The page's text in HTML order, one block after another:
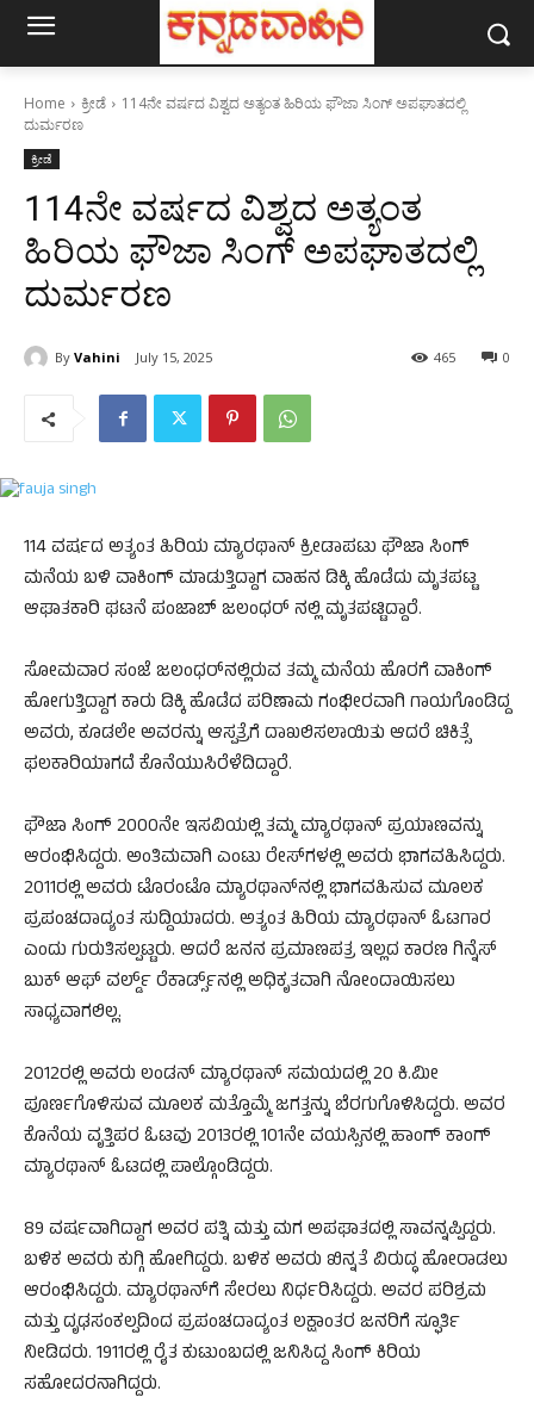
Home ಕ್ರೀಡೆ
114ನೇ ವರ್ಷದ ವಿಶ್ವದ ಅತ್ಯಂತ ಹಿರಿಯ ಫೌಜಾ ಸಿಂಗ್ ಅಪಘಾತದಲ್ಲಿ
ದುರ್ಮರಣ
ಕ್ರೀಡೆ
114ನೇ ವರ್ಷದ ವಿಶ್ವದ ಅತ್ಯಂತ
ಹಿರಿಯ ಫೌಜಾ ಸಿಂಗ್ ಅಪಘಾತದಲ್ಲಿ
ದುರ್ಮರಣ
By Vahini July 15, 2025 0
465
114 ವರ್ಷದ ಅತ್ಯಂತ ಹಿರಿಯ ಮ್ಯಾರಥಾನ್ ಕ್ರೀಡಾಪಟು ಫೌಜಾ ಸಿಂಗ್
ಮನೆಯ ಬಳಿ ವಾಕಿಂಗ್‌ ಮಾಡುತ್ತಿದ್ದಾಗ ವಾಹನ ಡಿಕ್ಕಿ ಹೊಡೆದು ಮೃತಪಟ್ಟ
ಆಘಾತಕಾರಿ ಘಟನೆ ಪಂಜಾಬ್ ಜಲಂಧರ್ ನಲ್ಲಿ ಮೃತಪಟ್ಟಿದ್ದಾರೆ.
ಸೋಮವಾರ ಸಂಜೆ ಜಲಂಧರ್​​ನಲ್ಲಿರುವ ತಮ್ಮ ಮನೆಯ ಹೊರಗೆ ವಾಕಿಂಗ್
ಹೋಗುತ್ತಿದ್ದಾಗ ಕಾರು ಡಿಕ್ಕಿ ಹೊಡೆದ ಪರಿಣಾಮ ಗಂಭೀರವಾಗಿ ಗಾಯಗೊಂಡಿದ್ದ
ಅವರು, ಕೂಡಲೇ ಅವರನ್ನು ಆಸ್ಪತ್ರೆಗೆ ದಾಖಲಿಸಲಾಯಿತು ಆದರೆ ಚಿಕಿತ್ಸೆ
ಫಲಕಾರಿಯಾಗದೆ ಕೊನೆಯುಸಿರೆಳೆದಿದ್ದಾರೆ.
ಫೌಜಾ ಸಿಂಗ್ 2000ನೇ ಇಸವಿಯಲ್ಲಿ ತಮ್ಮ ಮ್ಯಾರಥಾನ್ ಪ್ರಯಾಣವನ್ನು
ಆರಂಭಿಸಿದ್ದರು. ಅಂತಿಮವಾಗಿ ಎಂಟು ರೇಸ್​​ಗಳಲ್ಲಿ ಅವರು ಭಾಗವಹಿಸಿದ್ದರು.
2011ರಲ್ಲಿ ಅವರು ಟೊರಂಟೊ ಮ್ಯಾರಥಾನ್​ನಲ್ಲಿ ಭಾಗವಹಿಸುವ ಮೂಲಕ
ಪ್ರಪಂಚದಾದ್ಯಂತ ಸುದ್ದಿಯಾದರು. ಅತ್ಯಂತ ಹಿರಿಯ ಮ್ಯಾರಥಾನ್ ಓಟಗಾರ
ಎಂದು ಗುರುತಿಸಲ್ಪಟ್ಟರು. ಆದರೆ ಜನನ ಪ್ರಮಾಣಪತ್ರ ಇಲ್ಲದ ಕಾರಣ ಗಿನ್ನೆಸ್
ಬುಕ್ ಆಫ್ ವರ್ಲ್ಡ್​ ರೆಕಾರ್ಡ್ಸ್​ನಲ್ಲಿ ಅಧಿಕೃತವಾಗಿ ನೋಂದಾಯಿಸಲು
ಸಾಧ್ಯವಾಗಲಿಲ್ಲ.
2012ರಲ್ಲಿ ಅವರು ಲಂಡನ್ ಮ್ಯಾರಥಾನ್ ಸಮಯದಲ್ಲಿ 20 ಕಿ.ಮೀ
ಪೂರ್ಣಗೊಳಿಸುವ ಮೂಲಕ ಮತ್ತೊಮ್ಮೆ ಜಗತ್ತನ್ನು ಬೆರಗುಗೊಳಿಸಿದ್ದರು. ಅವರ
ಕೊನೆಯ ವೃತ್ತಿಪರ ಓಟವು 2013ರಲ್ಲಿ 101ನೇ ವಯಸ್ಸಿನಲ್ಲಿ ಹಾಂಗ್ ಕಾಂಗ್
ಮ್ಯಾರಥಾನ್ ಓಟದಲ್ಲಿ ಪಾಲ್ಗೊಂಡಿದ್ದರು.
89 ವರ್ಷವಾಗಿದ್ದಾಗ ಅವರ ಪತ್ನಿ ಮತ್ತು ಮಗ ಅಪಘಾತದಲ್ಲಿ ಸಾವನ್ನಪ್ಪಿದ್ದರು.
ಬಳಿಕ ಅವರು ಕುಗ್ಗಿ ಹೋಗಿದ್ದರು. ಬಳಿಕ ಅವರು ಖಿನ್ನತೆ ವಿರುದ್ಧ ಹೋರಾಡಲು
ಆರಂಭಿಸಿದ್ದರು. ಮ್ಯಾರಥಾನ್​ಗೆ ಸೇರಲು ನಿರ್ಧರಿಸಿದ್ದರು. ಅವರ ಪರಿಶ್ರಮ
ಮತ್ತು ದೃಢಸಂಕಲ್ಪದಿಂದ ಪ್ರಪಂಚದಾದ್ಯಂತ ಲಕ್ಷಾಂತರ ಜನರಿಗೆ ಸ್ಫೂರ್ತಿ
ನೀಡಿದರು. 1911ರಲ್ಲಿ ರೈತ ಕುಟುಂಬದಲ್ಲಿ ಜನಿಸಿದ್ದ ಸಿಂಗ್‌ ಕಿರಿಯ
ಸಹೋದರನಾಗಿದ್ದರು.